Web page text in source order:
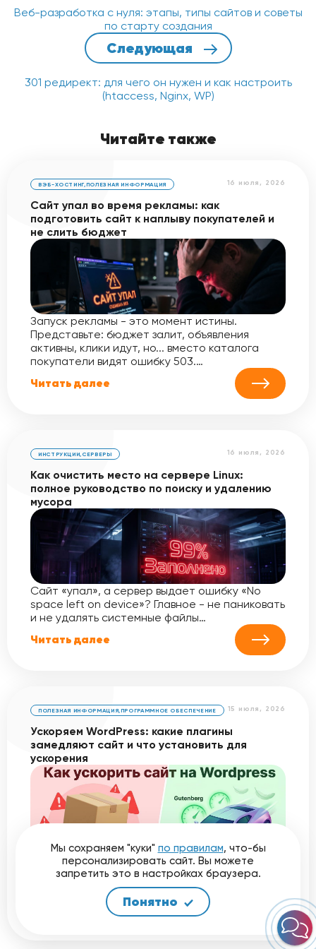
адресов в контакты.
Если ваш почтовый сервис не
справляется – смените его на
Gmail, Outlook или Яндекс Почту с
обязательно включите
двухфакторную аутентификацию
Веб-разработка с нуля: этапы, типы сайтов и советы
по старту создания
Следующая
301 редирект: для чего он нужен и как настроить
(htaccess, Nginx, WP)
Читайте также
16 июля, 2026
ВЭБ-ХОСТИНГ,ПОЛЕЗНАЯ ИНФОРМАЦИЯ
Сайт упал во время рекламы: как
подготовить сайт к наплыву покупателей и
не слить бюджет
Запуск рекламы - это момент истины.
Представьте: бюджет залит, объявления
активны, клики идут, но... вместо каталога
покупатели видят ошибку 503.…
Читать далее
16 июля, 2026
ИНСТРУКЦИИ, СЕРВЕРЫ
Как очистить место на сервере Linux:
полное руководство по поиску и удалению
мусора
Сайт «упал», а сервер выдает ошибку «No
space left on device»? Главное - не паниковать
и не удалять системные файлы…
Читать далее
15 июля, 2026
ПОЛЕЗНАЯ ИНФОРМАЦИЯ,ПРОГРАММНОЕ ОБЕСПЕЧЕНИЕ
Ускоряем WordPress: какие плагины
замедляют сайт и что установить для
ускорения
Почему ваш сайт на WordPress работает
медленно, а оценки в PageSpeed Insights
стабильно остаются в красной зоне? Главная
причина потери…
Читать далее
Мы сохраняем "куки" по правилам, что-бы
персонализировать сайт. Вы можете
запретить это в настройках браузера.
Понятно